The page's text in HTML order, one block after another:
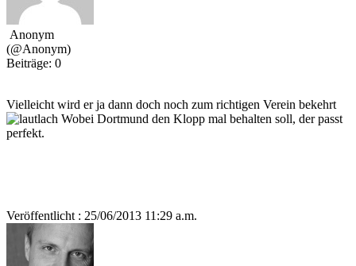
Anonym
(@Anonym)
Beiträge: 0
Vielleicht wird er ja dann doch noch zum richtigen Verein bekehrt
Wobei Dortmund den Klopp mal behalten soll, der passt
perfekt.
Veröffentlicht : 25/06/2013 11:29 a.m.